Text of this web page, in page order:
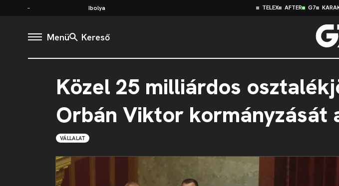
Ibolya TELEX AFTER G7
Menü Kereső
Közel 25 milliárdos
Orbán Viktor kormányzását
VÁLLALAT